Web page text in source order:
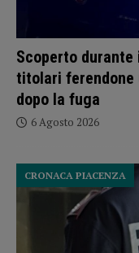
Scoperto
titolari ferendone
dopo la fuga
6 Agosto 2026
CRONACA PIACENZA